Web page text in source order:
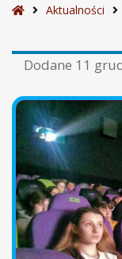
S
o
a
ł
w
n
a
Aktualności
Dodane 11